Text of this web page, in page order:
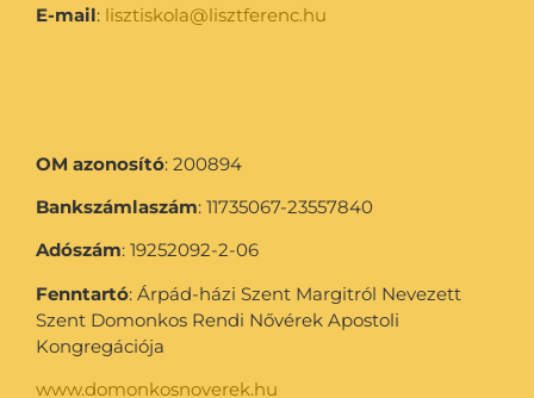
E-mail: lisztiskola@lisztferenc.hu
OM azonosító: 200894
Bankszámlaszám: 11735067-23557840
Adószám: 19252092-2-06
Fenntartó: Árpád-házi Szent Margitról Nevezett
Szent Domonkos Rendi Nővérek Apostoli
Kongregációja
www.domonkosnoverek.hu